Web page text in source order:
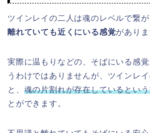
ツインレイの二人は魂のレベルで繋が
離れていても近くにいる感覚がありま
実際に温もりなどの、そばにいる感
うわけではありませんが、ツインレ
と、 魂の片割れが存在しているとい
とができます。